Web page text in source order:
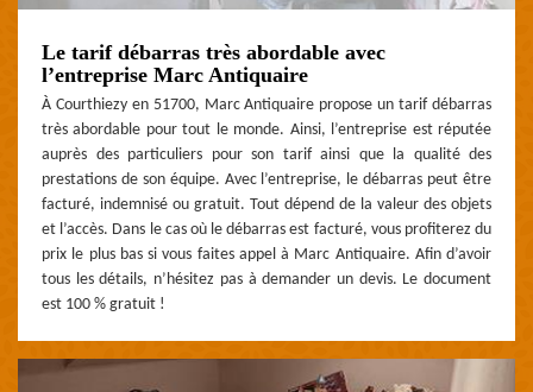
Le tarif débarras très abordable avec
l’entreprise Marc Antiquaire
À Courthiezy en 51700, Marc Antiquaire propose un tarif débarras
très abordable pour tout le monde. Ainsi, l’entreprise est réputée
auprès des particuliers pour son tarif ainsi que la qualité des
prestations de son équipe. Avec l’entreprise, le débarras peut être
facturé, indemnisé ou gratuit. Tout dépend de la valeur des objets
et l’accès. Dans le cas où le débarras est facturé, vous profiterez du
prix le plus bas si vous faites appel à Marc Antiquaire. Afin d’avoir
tous les détails, n’hésitez pas à demander un devis. Le document
est 100 % gratuit !